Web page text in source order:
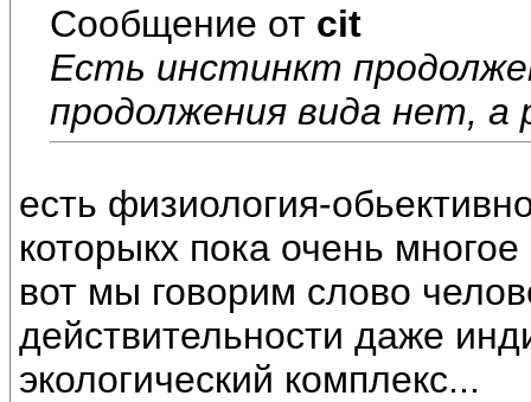
Сообщение от cit
Есть инстинкт
продолжения вида нет, а
есть физиология-
которыкх пока очень
вот мы говорим слово
действительности даже
экологический комплекс...